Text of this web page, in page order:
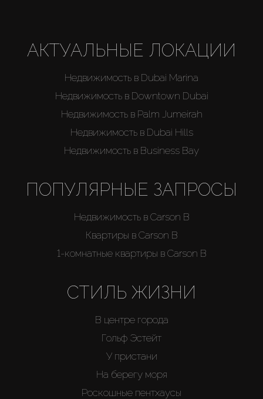
АКТУАЛЬНЫЕ ЛОКАЦИИ
Недвижимость в Dubai Marina
Недвижимость в Downtown Dubai
Недвижимость в Palm Jumeirah
Недвижимость в Dubai Hills
Недвижимость в Business Bay
ПОПУЛЯРНЫЕ ЗАПРОСЫ
Недвижимость в Carson B
Квартиры в Carson B
1-комнатные квартиры в Carson B
СТИЛЬ ЖИЗНИ
В центре города
Гольф Эстейт
У пристани
На берегу моря
Роскошные пентхаусы